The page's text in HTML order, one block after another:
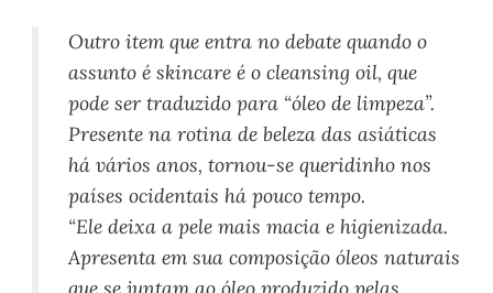
Outro item que entra no debate quando o
assunto é skincare é o cleansing oil, que
pode ser traduzido para “óleo de limpeza”.
Presente na rotina de beleza das asiáticas
há vários anos, tornou-se queridinho nos
países ocidentais há pouco tempo.
“Ele deixa a pele mais macia e higienizada.
Apresenta em sua composição óleos naturais
que se juntam ao óleo produzido pelas